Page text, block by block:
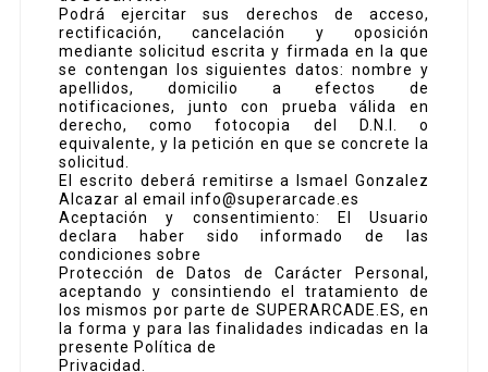
Podrá ejercitar sus derechos de acceso,
rectificación, cancelación y oposición
mediante solicitud escrita y firmada en la que
se contengan los siguientes datos: nombre y
apellidos, domicilio a efectos de
notificaciones, junto con prueba válida en
derecho, como fotocopia del D.N.I. o
equivalente, y la petición en que se concrete la
solicitud.
El escrito deberá remitirse a Ismael Gonzalez
Alcazar al email info@superarcade.es
Aceptación y consentimiento: El Usuario
declara haber sido informado de las
condiciones sobre
Protección de Datos de Carácter Personal,
aceptando y consintiendo el tratamiento de
los mismos por parte de SUPERARCADE.ES, en
la forma y para las finalidades indicadas en la
presente Política de
Privacidad.